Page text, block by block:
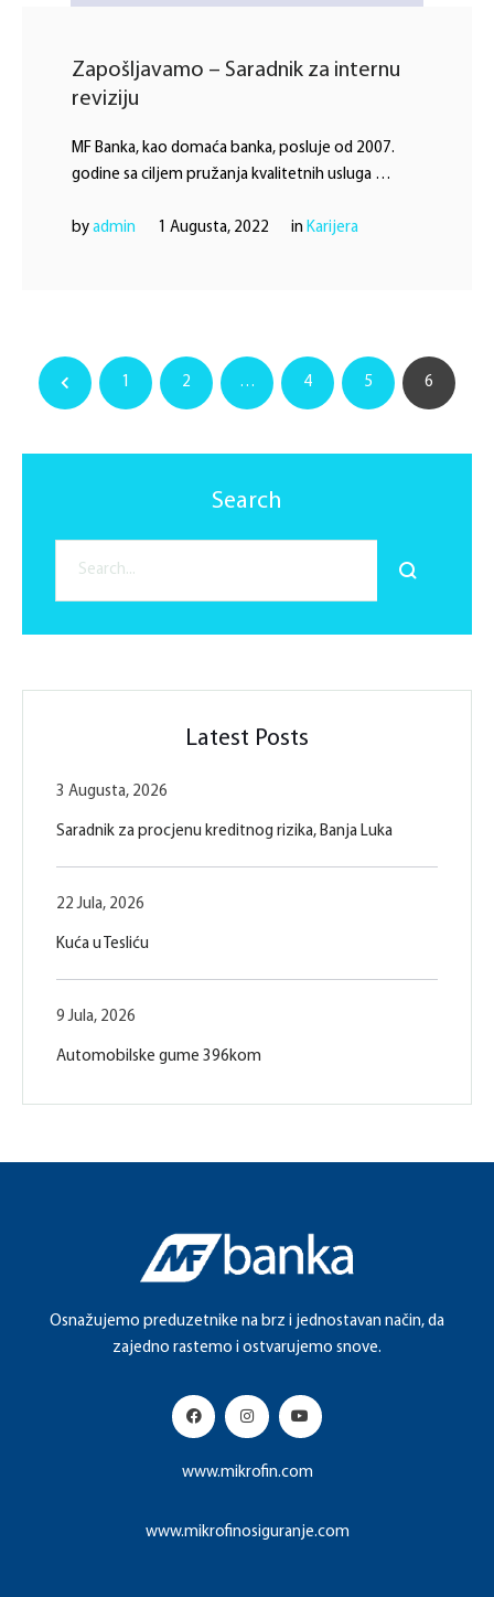
Zapošljavamo – Saradnik za internu
reviziju
MF Banka, kao domaća banka, posluje od 2007.
godine sa ciljem pružanja kvalitetnih usluga …
by admin 1 Augusta, 2022 in Karijera
1 2 … 4 5 6
Search
Latest Posts
3 Augusta, 2026
Saradnik za procjenu kreditnog rizika, Banja Luka
22 Jula, 2026
Kuća u Tesliću
9 Jula, 2026
Automobilske gume 396kom
Osnažujemo preduzetnike na brz i jednostavan način, da
zajedno rastemo i ostvarujemo snove.
www.mikrofin.com
www.mikrofinosiguranje.com